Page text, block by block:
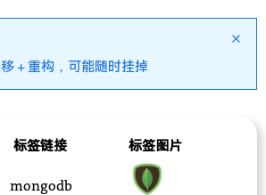
+ 重构，可能随时挂掉
标签链接 标签图片
mongodb